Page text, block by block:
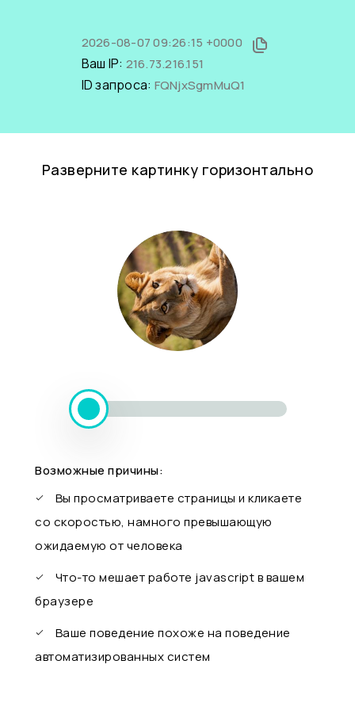
2026-08-07 09:26:15 +0000
Ваш IP: 216.73.216.151
ID запроса: FQNjxSgmMuQ1
Разверните картинку горизонтально
Возможные причины:
Вы просматриваете страницы и кликаете
со скоростью, намного превышающую
ожидаемую от человека
Что-то мешает работе javascript в вашем
браузере
Ваше поведение похоже на поведение
автоматизированных систем